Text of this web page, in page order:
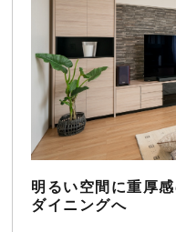
明るい空間に重厚
ダイニングへ